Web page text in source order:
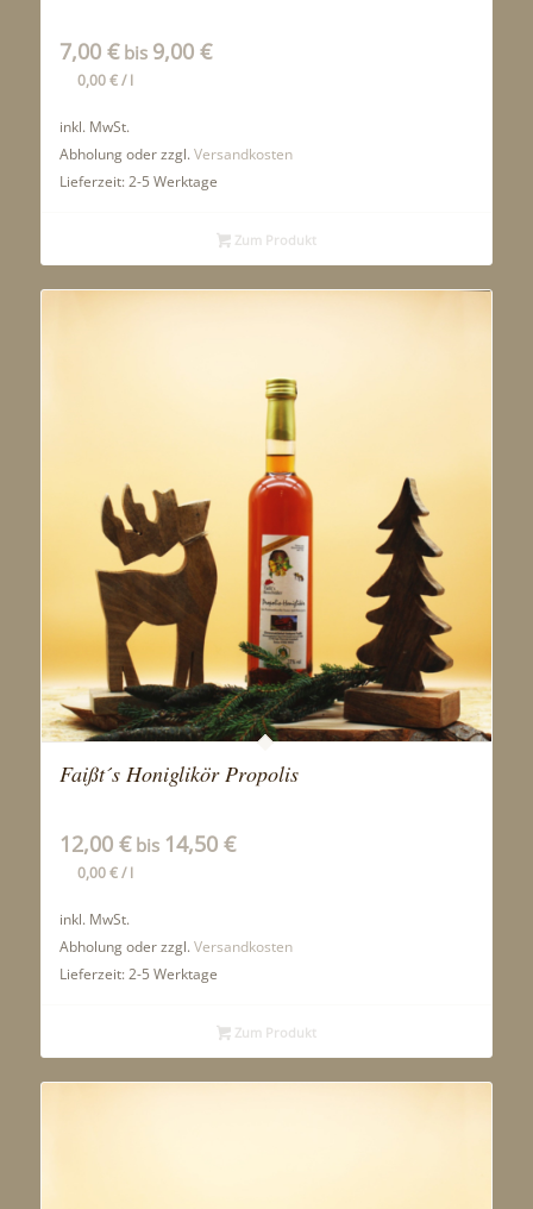
7,00 €bis 9,00 €
0,00€/l
inkl. MwSt.
Abholung oder zzgl. Versandkosten
Lieferzeit:2-5 Werktage
Zum Produkt
Faißt´s Honiglikör Propolis
12,00 €bis 14,50 €
0,00€/l
inkl. MwSt.
Abholung oder zzgl. Versandkosten
Lieferzeit:2-5 Werktage
Zum Produkt